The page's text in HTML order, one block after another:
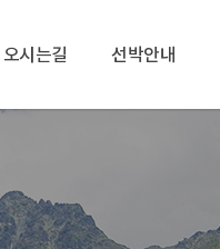
오시는길 선박안내